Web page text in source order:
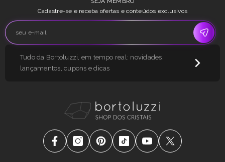
Cadastre-se e receba ofertas e conteúdos exclusivos
Tudo da Bortoluzzi, em tempo real: novidades,
lançamentos, cupons e dicas